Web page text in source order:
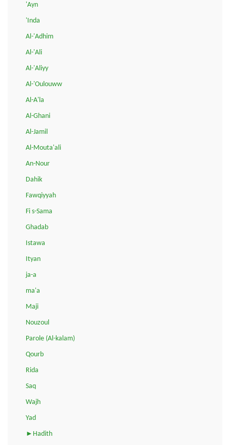
'Ayn
'Inda
Al-'Adhim
Al-'Ali
Al-'Aliyy
Al-'Oulouww
Al-A'la
Al-Ghani
Al-Jamil
Al-Mouta'ali
An-Nour
Dahik
Fawqiyyah
Fi s-Sama
Ghadab
Istawa
Ityan
ja-a
ma'a
Maji
Nouzoul
Parole (Al-kalam)
Qourb
Rida
Saq
Wajh
Yad
►Hadith